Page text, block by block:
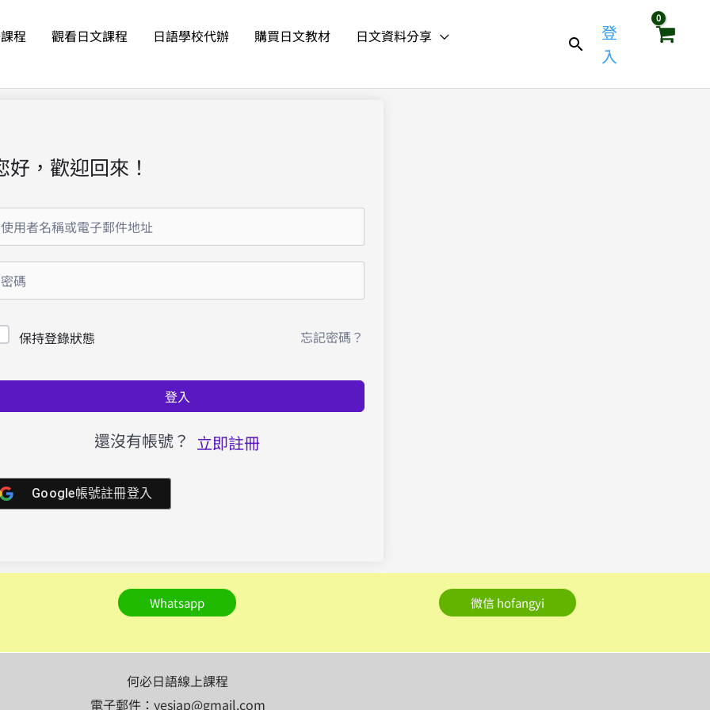
程 觀看日文課程 日語學校代辦 購買日文教材
日文資料分享
登
入
好，歡迎回來！
保持登錄狀態 忘記密碼？
登入
還沒有帳號？ 立即註冊
Google帳號註冊登入
Whatsapp 微信 hofangyi
何必日語線上課程
電子郵件：yesjap@gmail.com